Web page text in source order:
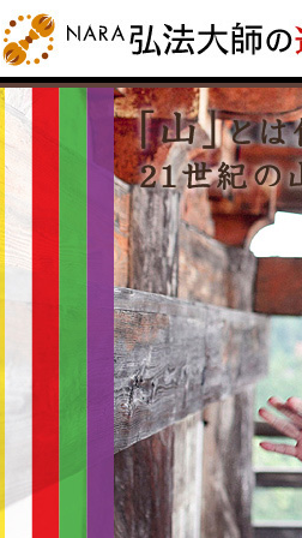
NARA 弘法大師
PROJECT